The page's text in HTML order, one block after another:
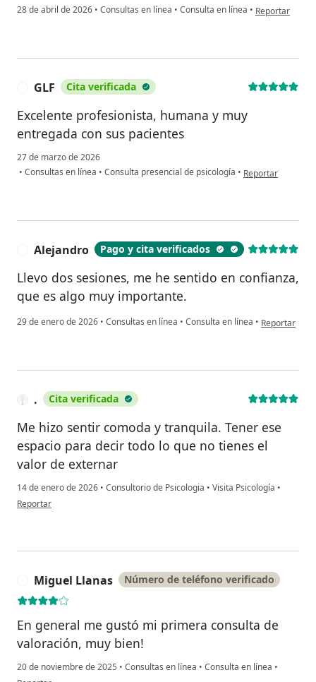
28 de abril de 2026 • Consultas en línea • Consulta en línea • en opinión del
Reportar
GLF Cita verificada
Excelente profesionista, humana y muy
entregada con sus pacientes
27 de marzo de 2026
• Consultas en línea • Consulta presencial de psicología • en opinión del
Reportar
Alejandro Pago y cita verificados
Llevo dos sesiones, me he sentido en confianza,
que es algo muy importante.
29 de enero de 2026 • Consultas en línea • Consulta en línea • en opinión
Reportar
. Cita verificada
Me hizo sentir comoda y tranquila. Tener ese
espacio para decir todo lo que no tienes el
valor de externar
14 de enero de 2026 • Consultorio de Psicologia • Visita Psicología •
en opinión del usuario .
Reportar
Miguel Llanas Número de teléfono verificado
En general me gustó mi primera consulta de
valoración, muy bien!
20 de noviembre de 2025 • Consultas en línea • Consulta en línea •
en opinión del usuario Miguel Llanas